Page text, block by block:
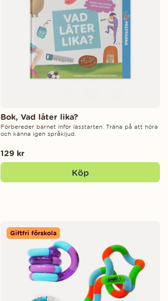
Bok, Vad låter lika?
Förbereder barnet inför lässtarten. Träna på att höra
och känna igen språkljud.
129 kr
Köp
Giftfri förskola